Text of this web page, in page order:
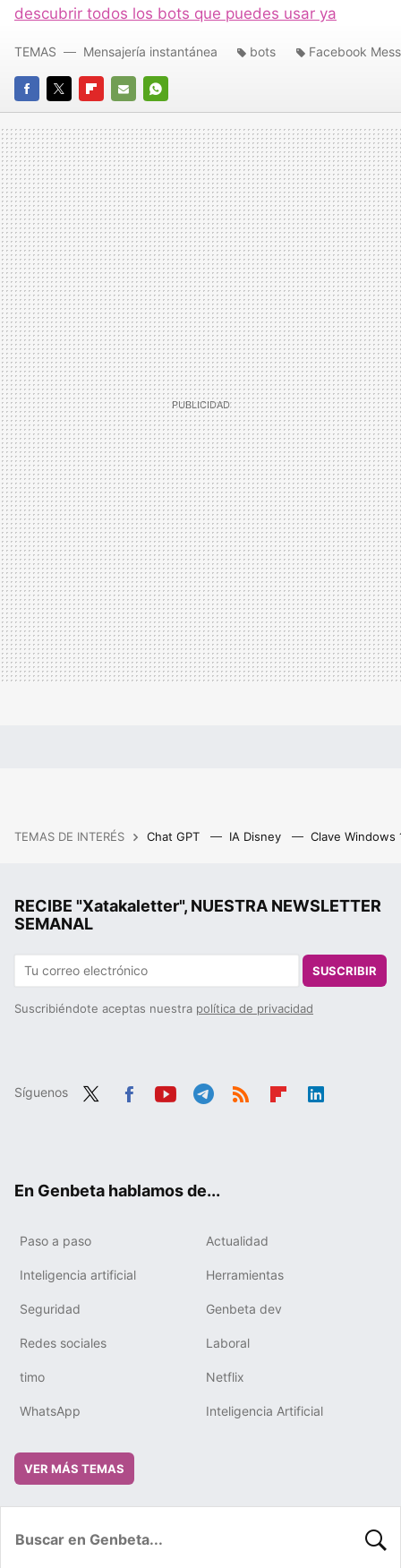
descubrir todos los bots que puedes usar ya
FACEBOOK
TWITTERFLIPBOARD
E-
MAIL
WHATSAPP
TEMAS Mensajería instantánea bots Facebook
TEMAS DE INTERÉS Chat GPT IA Disney Clave Windows
RECIBE "Xatakaletter", NUESTRA NEWSLETTER
SEMANAL
SUSCRIBIR
Suscribiéndote aceptas nuestra política de privacidad
Síguenos
En Genbeta hablamos de...
Paso a paso Actualidad
Inteligencia artificial Herramientas
Seguridad Genbeta dev
Redes sociales Laboral
timo Netflix
WhatsApp Inteligencia Artificial
VER MÁS TEMAS